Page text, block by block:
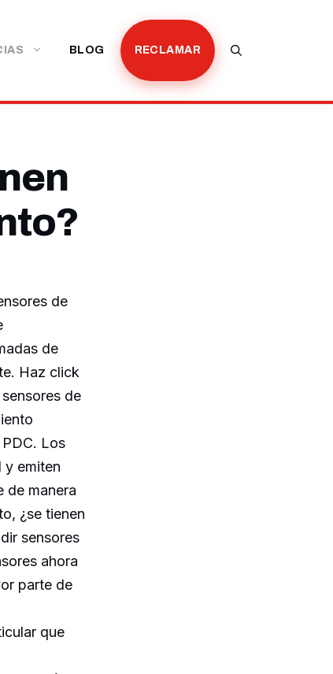
BLOG RECLAMAR
de
de
Haz click
de
Los
y emiten
de manera
¿se tienen
sensores
ahora
parte de
que